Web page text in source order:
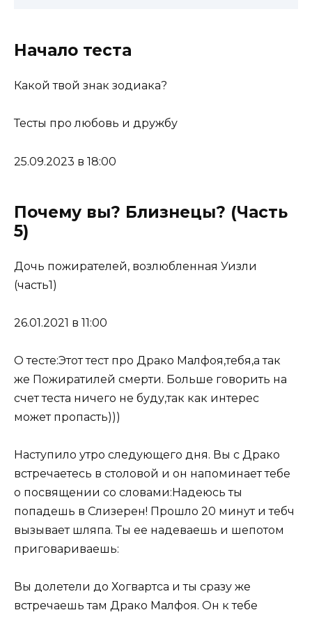
Начало теста
Какой твой знак зодиака?
Тесты про любовь и дружбу
25.09.2023 в 18:00
Почему вы? Близнецы? (Часть
5)
Дочь пожирателей, возлюбленная Уизли
(часть1)
26.01.2021 в 11:00
О тесте:Этот тест про Драко Малфоя,тебя,а так
же Пожиратилей смерти. Больше говорить на
счет теста ничего не буду,так как интерес
может пропасть)))
Наступило утро следующего дня. Вы с Драко
встречаетесь в столовой и он напоминает тебе
о посвящении со словами:Надеюсь ты
попадешь в Слизерен! Прошло 20 минут и тебч
вызывает шляпа. Ты ее надеваешь и шепотом
приговариваешь:
Вы долетели до Хогвартса и ты сразу же
встречаешь там Драко Малфоя. Он к тебе